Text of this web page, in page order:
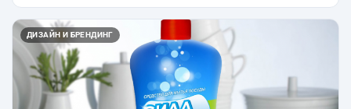
ДИЗАЙН И БРЕНДИНГ